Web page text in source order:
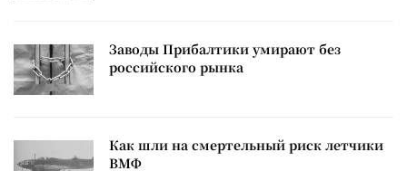
Заводы Прибалтики умирают без
российского рынка
Как шли на смертельный риск летчики
ВМФ